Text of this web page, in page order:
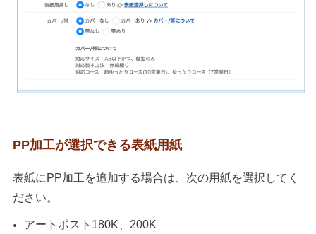
PP加工が選択できる表紙用紙
表紙にPP加工を追加する場合は、次の用紙を選択してく
ださい。
アートポスト180K、200K